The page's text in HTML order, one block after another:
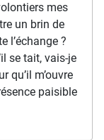
mes
un brin de
l’échange ?
se tait, vais-je
qu’il m’ouvre
paisible